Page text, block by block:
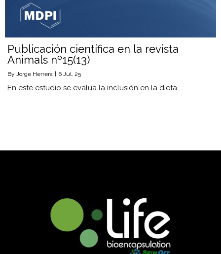
Publicación científica en la revista
Animals nº15(13)
By Jorge Herrera 6 Jul, 25
En este estudio se evalúa la inclusión en la dieta…